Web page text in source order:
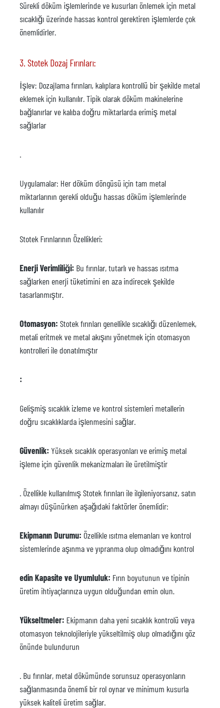
Sürekli döküm işlemlerinde ve kusurları önlemek için metal
sıcaklığı üzerinde hassas kontrol gerektiren işlemlerde çok
önemlidirler.
3. Stotek Dozaj Fırınları:
İşlev: Dozajlama fırınları, kalıplara kontrollü bir şekilde metal
eklemek için kullanılır. Tipik olarak döküm makinelerine
bağlanırlar ve kalıba doğru miktarlarda erimiş metal
sağlarlar
.
Uygulamalar: Her döküm döngüsü için tam metal
miktarlarının gerekli olduğu hassas döküm işlemlerinde
kullanılır
Stotek Fırınlarının Özellikleri:
Enerji Verimliliği: Bu fırınlar, tutarlı ve hassas ısıtma
sağlarken enerji tüketimini en aza indirecek şekilde
tasarlanmıştır.
Otomasyon: Stotek fırınları genellikle sıcaklığı düzenlemek,
metali eritmek ve metal akışını yönetmek için otomasyon
kontrolleri ile donatılmıştır
:
Gelişmiş sıcaklık izleme ve kontrol sistemleri metallerin
doğru sıcaklıklarda işlenmesini sağlar.
Güvenlik: Yüksek sıcaklık operasyonları ve erimiş metal
işleme için güvenlik mekanizmaları ile üretilmiştir
. Özellikle kullanılmış Stotek fırınları ile ilgileniyorsanız, satın
almayı düşünürken aşağıdaki faktörler önemlidir:
Ekipmanın Durumu: Özellikle ısıtma elemanları ve kontrol
sistemlerinde aşınma ve yıpranma olup olmadığını kontrol
edin Kapasite ve Uyumluluk: Fırın boyutunun ve tipinin
üretim ihtiyaçlarınıza uygun olduğundan emin olun.
Yükseltmeler: Ekipmanın daha yeni sıcaklık kontrolü veya
otomasyon teknolojileriyle yükseltilmiş olup olmadığını göz
önünde bulundurun
. Bu fırınlar, metal dökümünde sorunsuz operasyonların
sağlanmasında önemli bir rol oynar ve minimum kusurla
yüksek kaliteli üretim sağlar.